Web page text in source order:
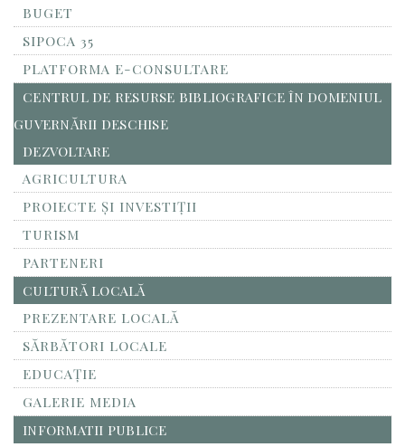
BUGET
SIPOCA 35
PLATFORMA E-CONSULTARE
CENTRUL DE RESURSE BIBLIOGRAFICE ÎN DOMENIUL
GUVERNĂRII DESCHISE
DEZVOLTARE
AGRICULTURA
PROIECTE ȘI INVESTIȚII
TURISM
PARTENERI
CULTURĂ LOCALĂ
PREZENTARE LOCALĂ
SĂRBĂTORI LOCALE
EDUCAȚIE
GALERIE MEDIA
INFORMATII PUBLICE